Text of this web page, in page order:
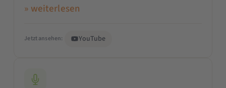
» weiterlesen
Jetzt ansehen: YouTube